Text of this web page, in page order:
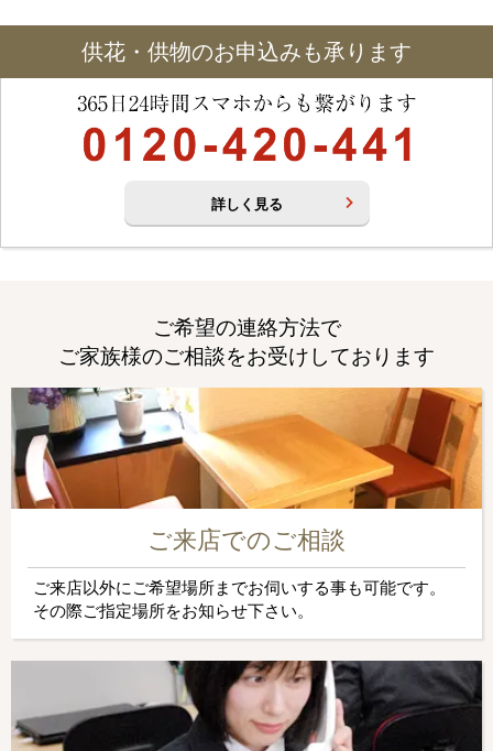
供花・供物のお申込みも承ります
詳しく見る
ご希望の連絡方法で
ご家族様のご相談をお受けしております
ご来店でのご相談
ご来店以外にご希望場所までお伺いする事も可能です。
その際ご指定場所をお知らせ下さい。